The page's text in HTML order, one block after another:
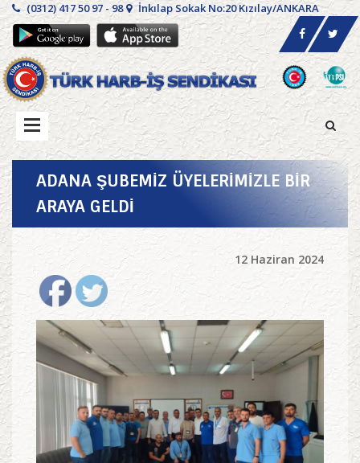
(0312) 417 50 97 - 98 İnkılap Sokak No:20 Kızılay/ANKARA
ADANA ŞUBEMİZ ÜYELERİMİZLE BİR
ARAYA GELDİ
12 Haziran 2024